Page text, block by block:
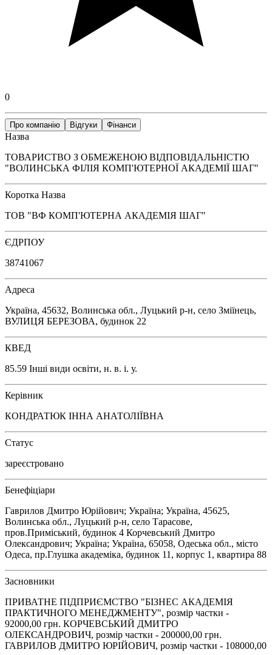
0
Про компанію Відгуки Фінанси
Назва
ТОВАРИСТВО З ОБМЕЖЕНОЮ ВІДПОВІДАЛЬНІСТЮ
"ВОЛИНСЬКА ФІЛІЯ КОМП'ЮТЕРНОЇ АКАДЕМІЇ ШАГ"
Коротка Назва
ТОВ "ВФ КОМП'ЮТЕРНА АКАДЕМІЯ ШАГ"
ЄДРПОУ
38741067
Адреса
Україна, 45632, Волинська обл., Луцький р-н, село Зміїнець,
ВУЛИЦЯ БЕРЕЗОВА, будинок 22
КВЕД
85.59 Інші види освіти, н. в. і. у.
Керівник
КОНДРАТЮК ІННА АНАТОЛІЇВНА
Статус
зареєстровано
Бенефіціари
Гаврилов Дмитро Юрійович; Україна; Україна, 45625,
Волинська обл., Луцький р-н, село Тарасове,
пров.Приміський, будинок 4 Корчевський Дмитро
Олександрович; Україна; Україна, 65058, Одеська обл., місто
Одеса, пр.Глушка академіка, будинок 11, корпус 1, квартира 88
Засновники
ПРИВАТНЕ ПІДПРИЄМСТВО "БІЗНЕС АКАДЕМІЯ
ПРАКТИЧНОГО МЕНЕДЖМЕНТУ", розмір частки -
92000,00 грн. КОРЧЕВСЬКИЙ ДМИТРО
ОЛЕКСАНДРОВИЧ, розмір частки - 200000,00 грн.
ГАВРИЛОВ ДМИТРО ЮРІЙОВИЧ, розмір частки - 108000,00